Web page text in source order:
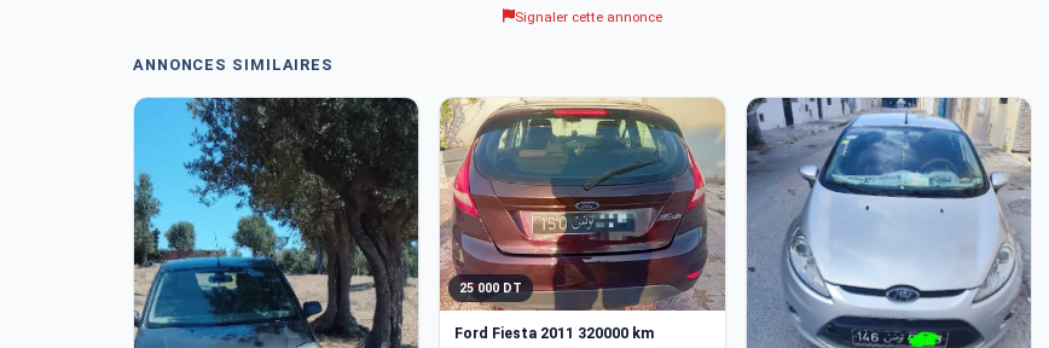
Signaler cette annonce
ANNONCES SIMILAIRES
25 000 DT
Ford Fiesta 2011 320000 km